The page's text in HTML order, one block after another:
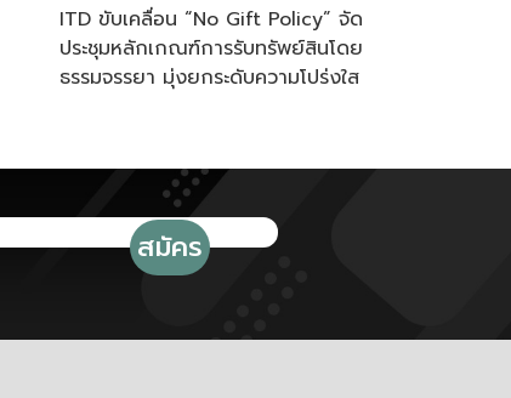
ITD ขับเคลื่อน “No Gift Policy” จัด
ประชุมหลักเกณฑ์การรับทรัพย์สินโดย
ธรรมจรรยา มุ่งยกระดับความโปร่งใส